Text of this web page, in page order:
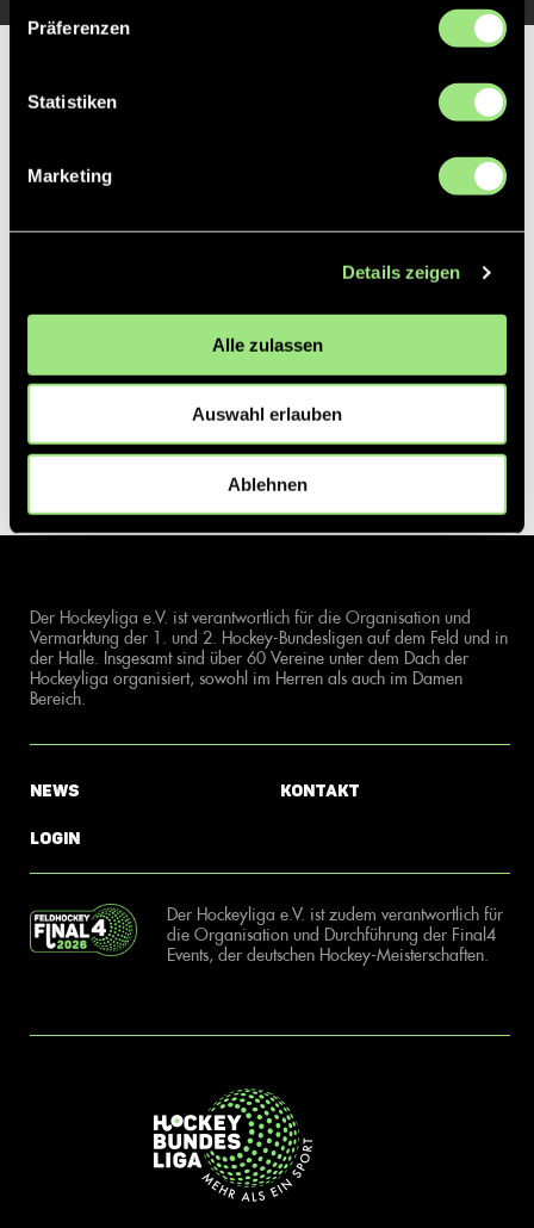
Präferenzen
Statistiken
Marketing
Details zeigen
Alle zulassen
Auswahl erlauben
Ablehnen
Der Hockeyliga e.V. ist verantwortlich für die Organisation und
Vermarktung der 1. und 2. Hockey-Bundesligen auf dem Feld und in
der Halle. Insgesamt sind über 60 Vereine unter dem Dach der
Hockeyliga organisiert, sowohl im Herren als auch im Damen
Bereich.
News
Login
Kontakt
Der Hockeyliga e.V. ist zudem verantwortlich für
die Organisation und Durchführung der Final4
Events, der deutschen Hockey-Meisterschaften.